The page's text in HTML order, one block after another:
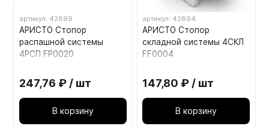
артикул: 42899
АРИСТО Стопор
распашной системы
4РСП FP0020
247,76 ₽ / шт
В корзину
артикул: 42894
АРИСТО Стопор
складной системы 4СКЛ
FF0004
147,80 ₽ / шт
В корзину